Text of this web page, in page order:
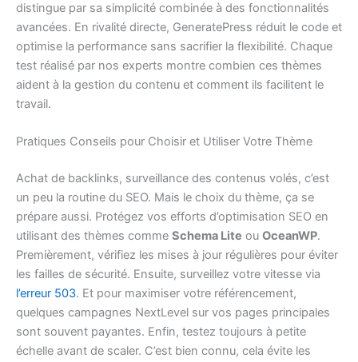
distingue par sa simplicité combinée à des fonctionnalités
avancées. En rivalité directe, GeneratePress réduit le code et
optimise la performance sans sacrifier la flexibilité. Chaque
test réalisé par nos experts montre combien ces thèmes
aident à la gestion du contenu et comment ils facilitent le
travail.
Pratiques Conseils pour Choisir et Utiliser Votre Thème
Achat de backlinks, surveillance des contenus volés, c’est
un peu la routine du SEO. Mais le choix du thème, ça se
prépare aussi. Protégez vos efforts d’optimisation SEO en
utilisant des thèmes comme Schema Lite ou OceanWP.
Premièrement, vérifiez les mises à jour régulières pour éviter
les failles de sécurité. Ensuite, surveillez votre vitesse via
l’erreur 503. Et pour maximiser votre référencement,
quelques campagnes NextLevel sur vos pages principales
sont souvent payantes. Enfin, testez toujours à petite
échelle avant de scaler. C’est bien connu, cela évite les